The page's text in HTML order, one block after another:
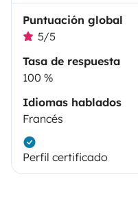
Puntuación global
5/5
Tasa de respuesta
100 %
Idiomas hablados
Francés
Perfil certificado